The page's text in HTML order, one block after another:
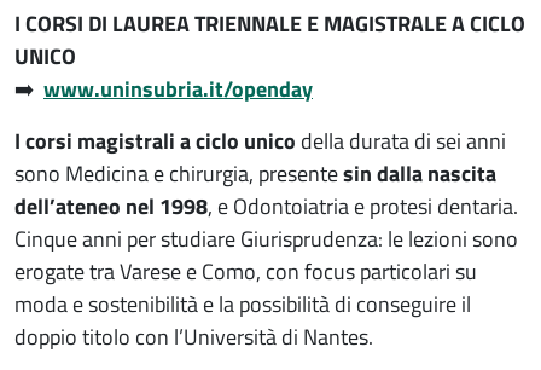
I CORSI DI LAUREA TRIENNALE E MAGISTRALE A CICLO
UNICO
➡️ www.uninsubria.it/openday
I corsi magistrali a ciclo unico della durata di sei anni
sono Medicina e chirurgia, presentesin dalla nascita
dell’ateneo nel 1998, e Odontoiatria e protesi dentaria.
Cinque anni per studiare Giurisprudenza: le lezioni sono
erogate tra Varese e Como, con focus particolari su
moda e sostenibilità e la possibilità di conseguire il
doppio titolo con l’Università di Nantes.